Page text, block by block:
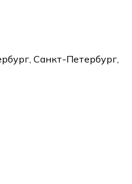
Санкт-Петербург,